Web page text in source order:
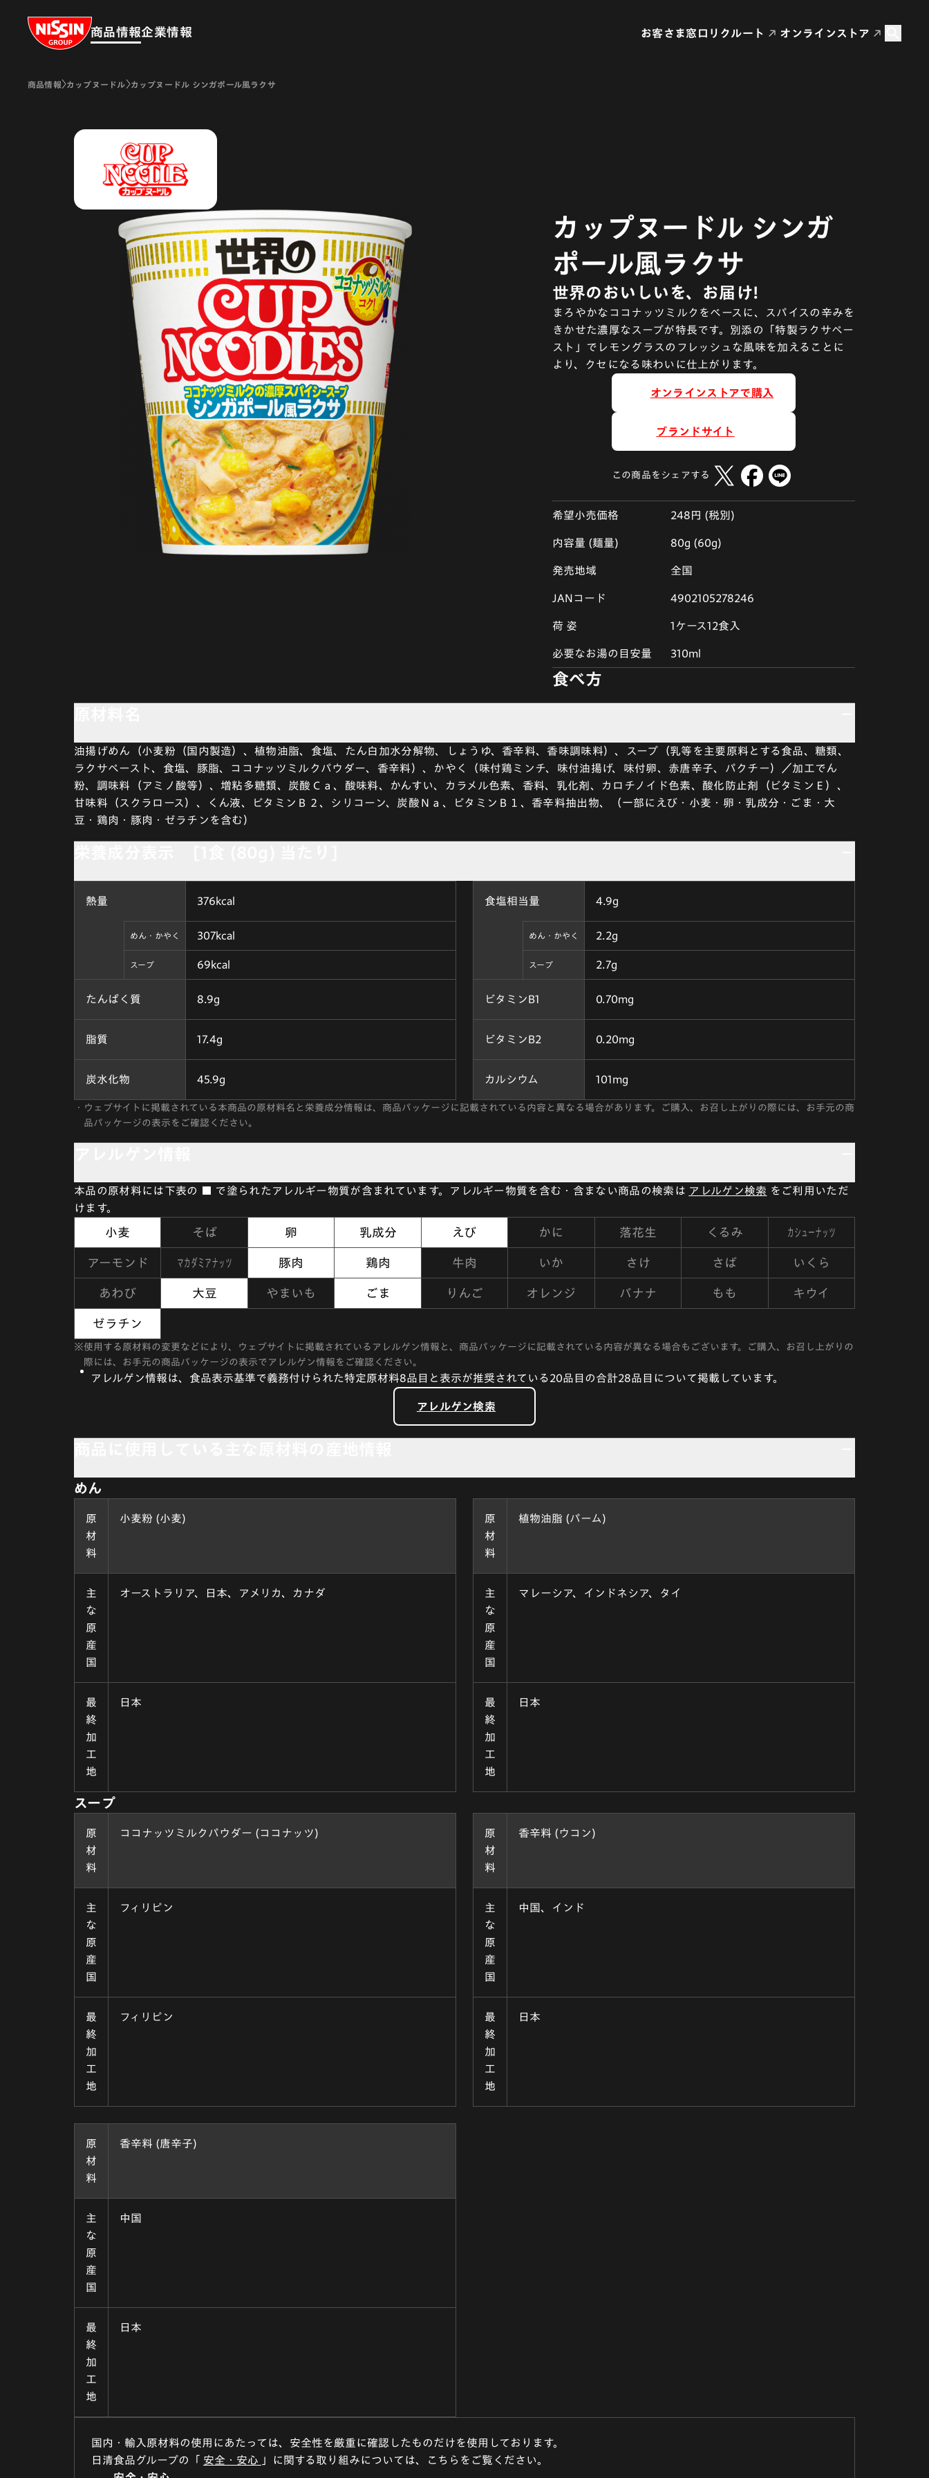
Nissin Group
商品情報企業情報 お客さま窓口 リクルート オンラインストア
商品情報 カップヌードル カップヌードル シンガポール風ラクサ
カップヌードル シンガ
ポール風ラクサ
世界のおいしいを、お届け!
まろやかなココナッツミルクをベースに、スパイスの辛みを
きかせた濃厚なスープが特長です。別添の「特製ラクサペー
スト」でレモングラスのフレッシュな風味を加えることに
より、クセになる味わいに仕上がります。
オンラインストアで購入
ブランドサイト
この商品をシェアする
希望小売価格 248円 (税別)
内容量 (麺量) 80g (60g)
発売地域 全国
JANコード 4902105278246
荷 姿 1ケース12食入
必要なお湯の目安量 310ml
食べ方
油揚げめん（小麦粉（国内製造）、植物油脂、食塩、たん白加水分解物、しょうゆ、香辛料、香味調味料）、スープ（乳等を主要原料とする食品、糖類、
ラクサペースト、食塩、豚脂、ココナッツミルクパウダー、香辛料）、かやく（味付鶏ミンチ、味付油揚げ、味付卵、赤唐辛子、パクチー）／加工でん
粉、調味料（アミノ酸等）、増粘多糖類、炭酸Ｃａ、酸味料、かんすい、カラメル色素、香料、乳化剤、カロチノイド色素、酸化防止剤（ビタミンＥ）、
甘味料（スクラロース）、くん液、ビタミンＢ２、シリコーン、炭酸Ｎａ、ビタミンＢ１、香辛料抽出物、（一部にえび・小麦・卵・乳成分・ごま・大
豆・鶏肉・豚肉・ゼラチンを含む）
熱量 376kcal
めん・かやく 307kcal
スープ 69kcal
たんぱく質 8.9g
脂質 17.4g
炭水化物 45.9g
食塩相当量 4.9g
めん・かやく 2.2g
スープ 2.7g
ビタミンB1 0.70mg
ビタミンB2 0.20mg
カルシウム 101mg
・ ウェブサイトに掲載されている本商品の原材料名と栄養成分情報は、商品パッケージに記載されている内容と異なる場合があります。ご購入、お召し上がりの際には、お手元の商
品パッケージの表示をご確認ください。
本品の原材料には下表の ■ で塗られたアレルギー物質が含まれています。アレルギー物質を含む・含まない商品の検索は アレルゲン検索 をご利用いただ
けます。
小麦 そば 卵 乳成分 えび かに 落花生 くるみ カシューナッツ
アーモンド マカダミアナッツ 豚肉 鶏肉 牛肉 いか さけ さば いくら
あわび 大豆 やまいも ごま りんご オレンジ バナナ もも キウイ
ゼラチン
※使用する原材料の変更などにより、ウェブサイトに掲載されているアレルゲン情報と、商品パッケージに記載されている内容が異なる場合もございます。ご購入、お召し上がりの
際には、お手元の商品パッケージの表示でアレルゲン情報をご確認ください。
アレルゲン情報は、食品表示基準で義務付けられた特定原材料8品目と表示が推奨されている20品目の合計28品目について掲載しています。
アレルゲン検索
めん
原
材
料
小麦粉 (小麦)
主
な
原
産
国
オーストラリア、日本、アメリカ、カナダ
最
終
加
工
地
日本
原
材
料
植物油脂 (パーム)
主
な
原
産
国
マレーシア、インドネシア、タイ
最
終
加
工
地
日本
スープ
原
材
料
ココナッツミルクパウダー (ココナッツ)
主
な
原
産
国
フィリピン
最
終
加
工
地
フィリピン
原
材
料
香辛料 (ウコン)
主
な
原
産
国
中国、インド
最
終
加
工
地
日本
原
材
料
香辛料 (唐辛子)
主
な
原
産
国
中国
最
終
加
工
地
日本
国内・輸入原材料の使用にあたっては、安全性を厳重に確認したものだけを使用しております。
日清食品グループの「 安全・安心 」に関する取り組みについては、こちらをご覧ください。